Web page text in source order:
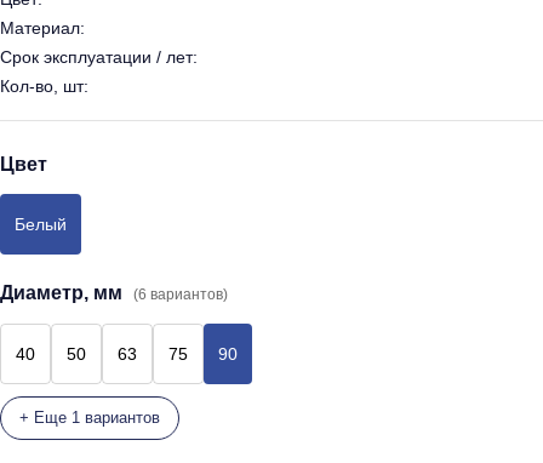
Материал:
Срок эксплуатации / лет:
Кол-во, шт:
Цвет
Белый
Диаметр, мм (6 вариантов)
40 50 63 75 90
+ Еще 1 вариантов